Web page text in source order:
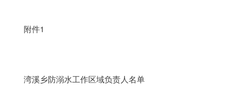
附件1
湾溪乡防溺水工作区域负责人名单